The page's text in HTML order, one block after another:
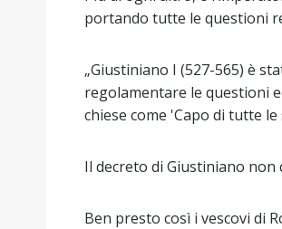
portando tutte le questioni
„Giustiniano I (527-565) è
regolamentare le questioni
chiese come 'Capo di tutte
Il decreto di Giustiniano non
Ben presto così i vescovi di